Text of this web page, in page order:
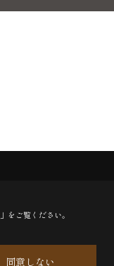
」をご覧ください。
同意しない